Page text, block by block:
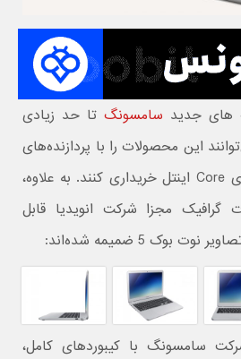
جدید سامسونگتا حد زیادی
این محصولات را با پردازنده‌های
نسل هفتم یا هشتم سری Core اینتل خریداری کنند. به علاوه،
گرافیک مجزا شرکت انویدیا قابل
بوک 5 ضمیمه شده‌اند:
سامسونگ با کیبوردهای کامل،